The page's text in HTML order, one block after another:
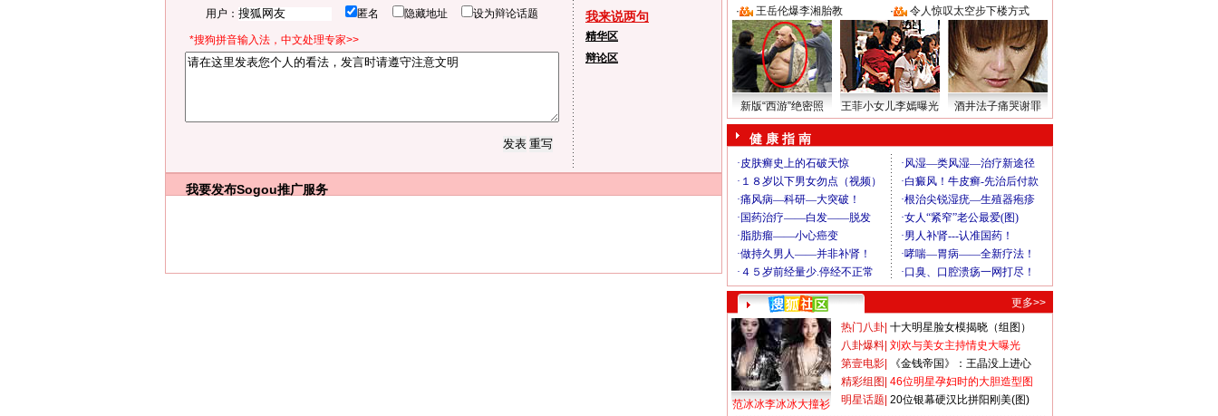
用户： 匿名 隐藏地址 设为辩论话题
*搜狗拼音输入法，中文处理专家>>
我来说两句
精华区
辩论区
我要发布Sogou推广服务
·
王岳伦爆李湘胎教 · 令人惊叹太空步下楼方式
新版“西游”绝密照 王菲小女儿李嫣曝光 酒井法子痛哭谢罪
健 康 指 南
更多>>
范冰冰李冰冰大撞衫
热门八卦 十大明星脸女模揭晓（组图）
八卦爆料 刘欢与美女主持情史大曝光
第壹电影
《金钱帝国》：王晶没上进心
精彩组图 46位明星孕妇时的大胆造型图
明星话题 20位银幕硬汉比拼阳刚美(图)